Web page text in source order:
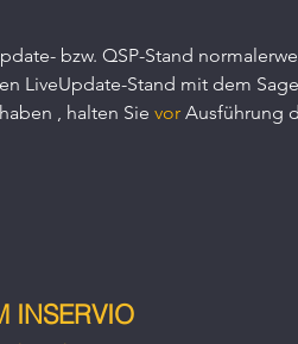
bzw. QSP-Stand
LiveUpdate-Stand mit dem
, halten Sie vor Ausführung
INSERVIO